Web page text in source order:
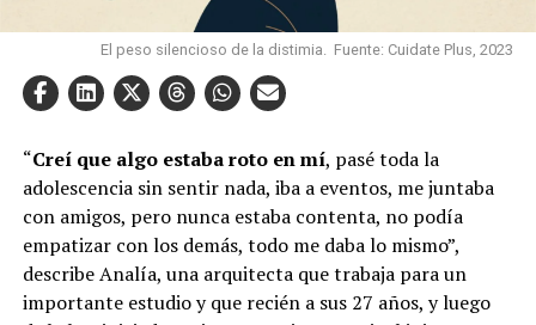
El peso silencioso de la distimia. Fuente: Cuidate Plus, 2023
“Creí que algo estaba roto en mí, pasé toda la
adolescencia sin sentir nada, iba a eventos, me juntaba
con amigos, pero nunca estaba contenta, no podía
empatizar con los demás, todo me daba lo mismo”,
describe Analía, una arquitecta que trabaja para un
importante estudio y que recién a sus 27 años, y luego